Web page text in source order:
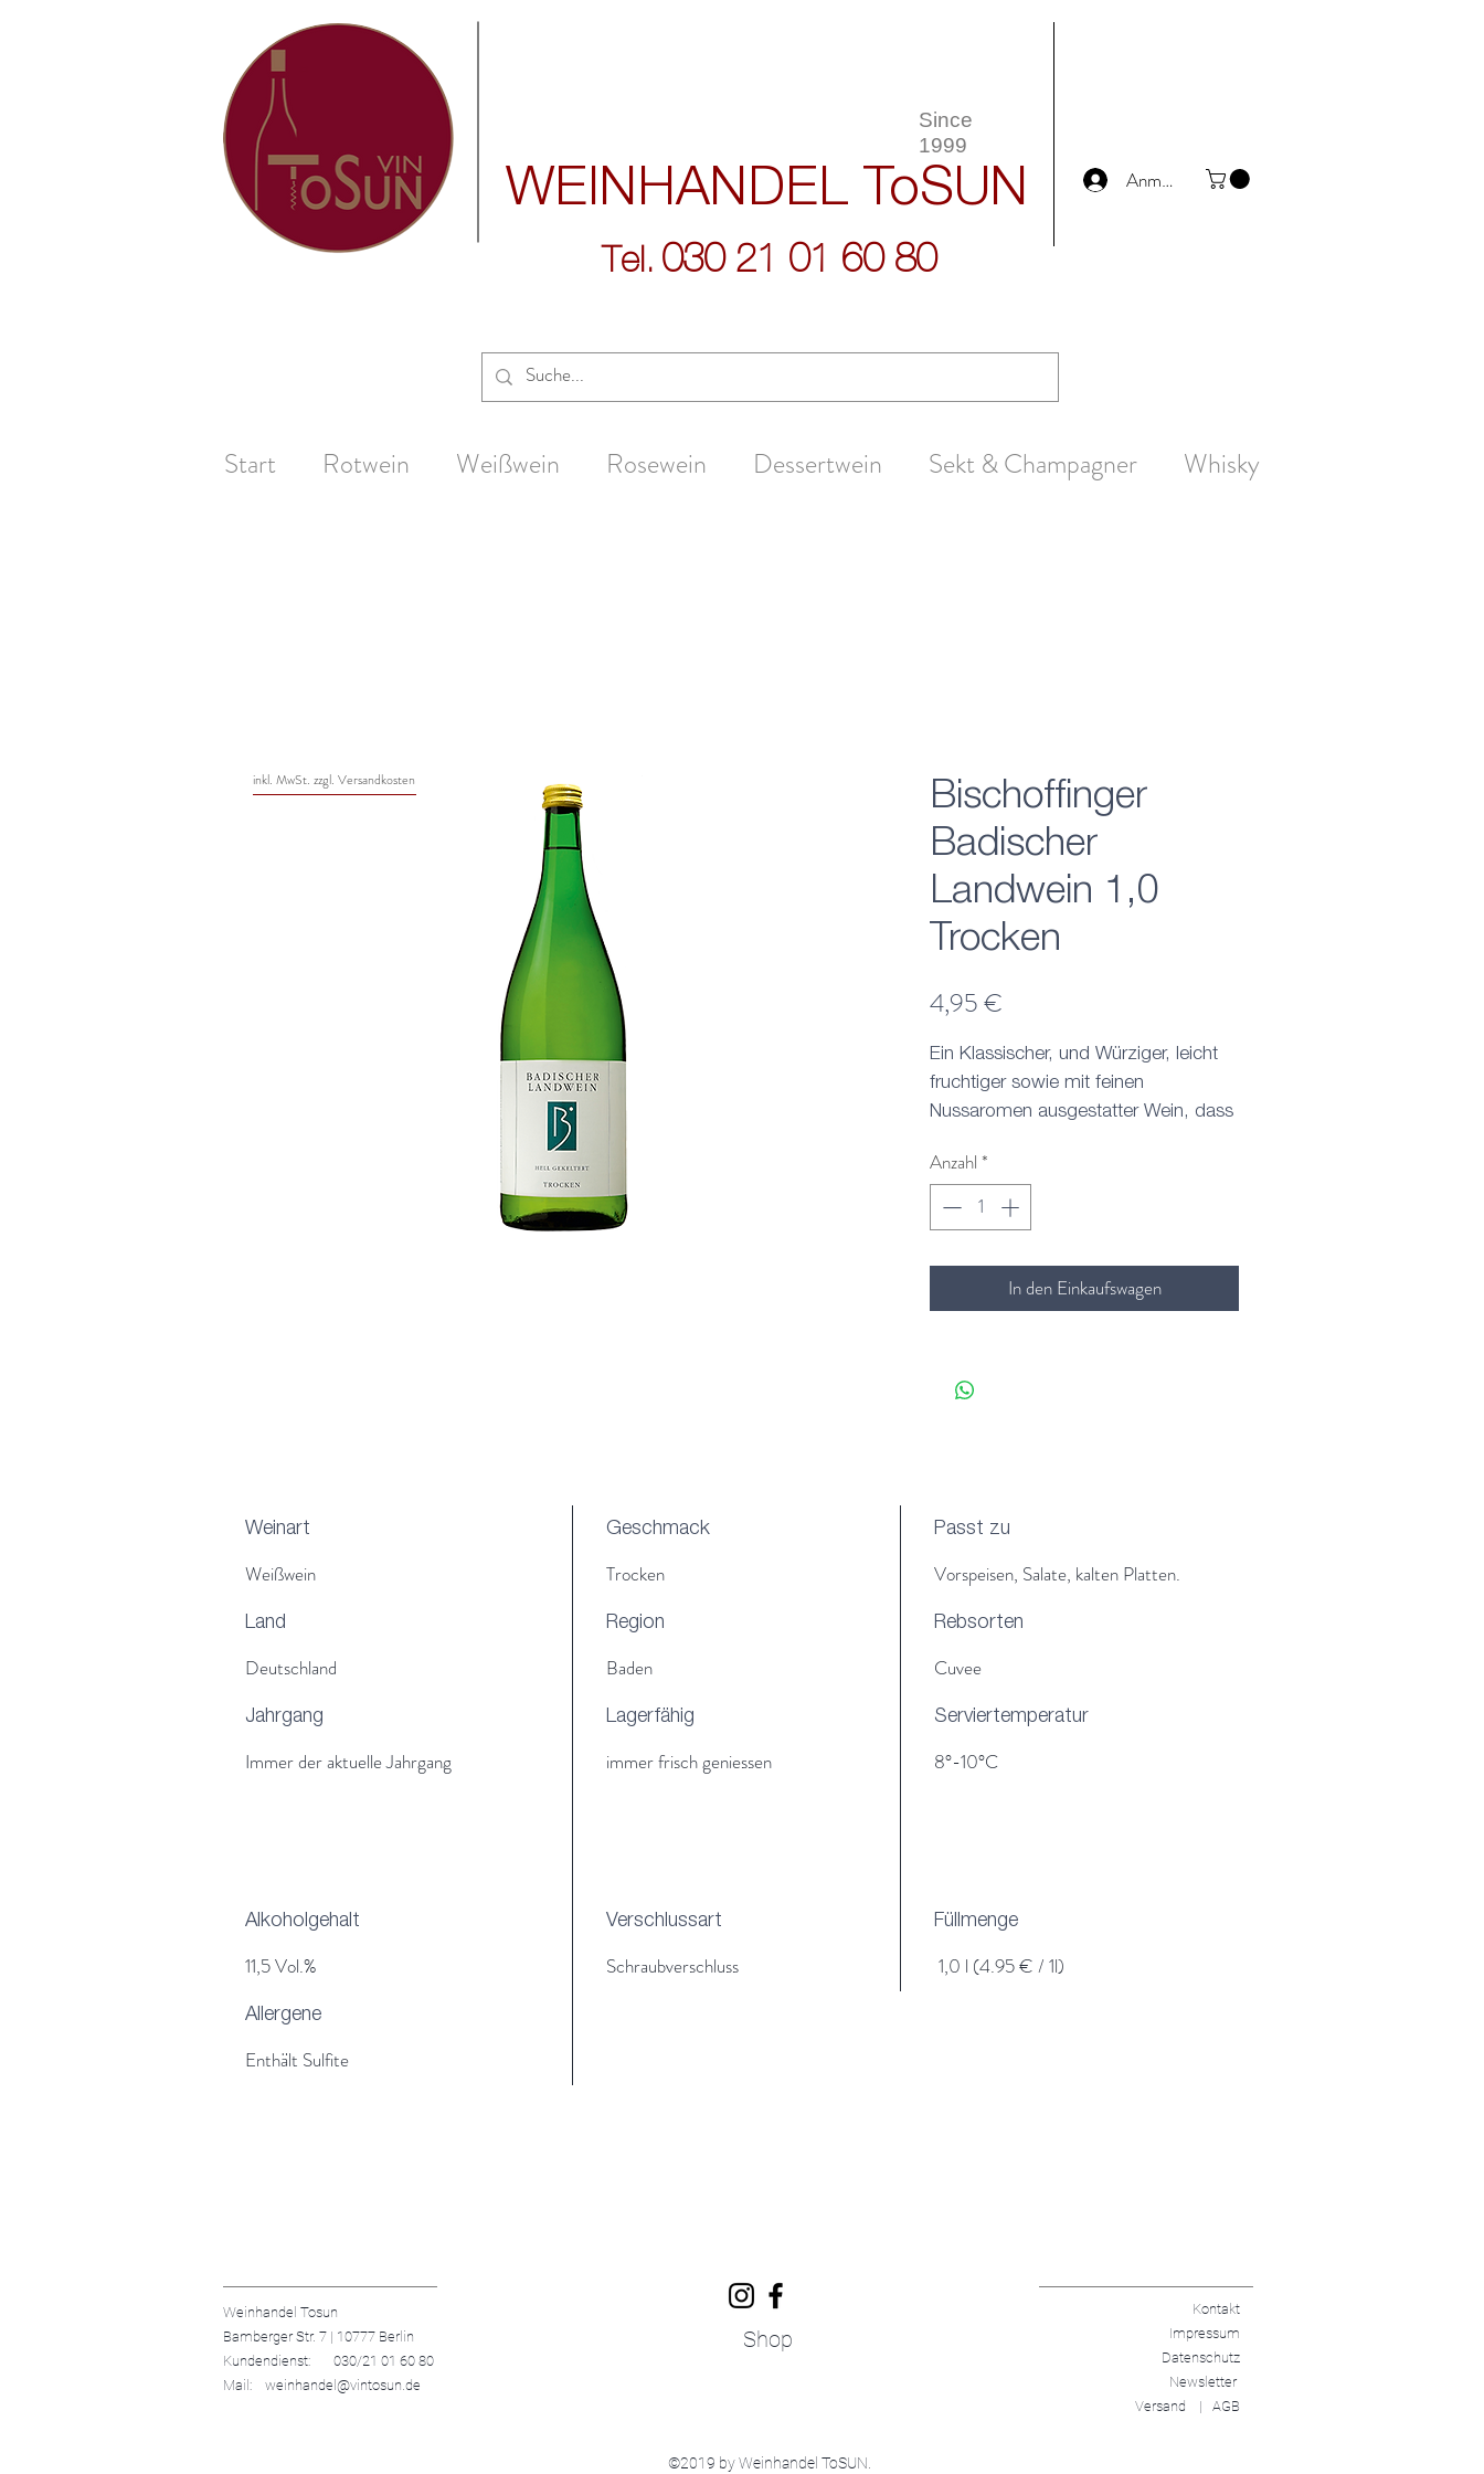
WEINHANDEL ToSUN Anmelden
Since
1999
Tel. 030 21 01 60 80
Start Rotwein Weißwein Rosewein Dessertwein Sekt & Champagner Whisky
Bischoffinger
Badischer
Landwein 1,0
Trocken
4,95 €
Ein Klassischer, und Würziger, leicht
fruchtiger sowie mit feinen
Nussaromen ausgestatter Wein, dass
Servieren sie den Badischen
Landwein zu Vorspeisen, Vespern,
kalten Platten. Traditionell in der Liter
Anzahl *
In den Einkaufswagen
Weinart
Weißwein
Geschmack
Trocken
Passt zu
Vorspeisen, Salate, kalten Platten.
Land
Deutschland
Region
Baden
Rebsorten
Cuvee
Jahrgang
Immer der aktuelle Jahrgang
Lagerfähig
immer frisch geniessen
Serviertemperatur
8°-10°C
Alkoholgehalt
11,5 Vol.%
Verschlussart
Schraubverschluss
Füllmenge
1,0 l (4.95 € / 1l)
Allergene
Enthält Sulfite
inkl. MwSt. zzgl. Versandkosten
Weinhandel Tosun
Bamberger Str. 7 | 10777 Berlin
Kundendienst: 030/21 01 60 80
Mail: weinhandel@vintosun.de
Shop
Kontakt
Impressum
Datenschutz
Newsletter
Versand | AGB
©2019 by Weinhandel ToSUN.